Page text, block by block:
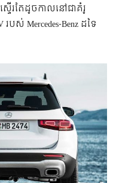
ស្ទើរតែ​ដូច​កាល​នៅ​ជា​គំរូ​
បស់ Mercedes-Benz ដទៃ​